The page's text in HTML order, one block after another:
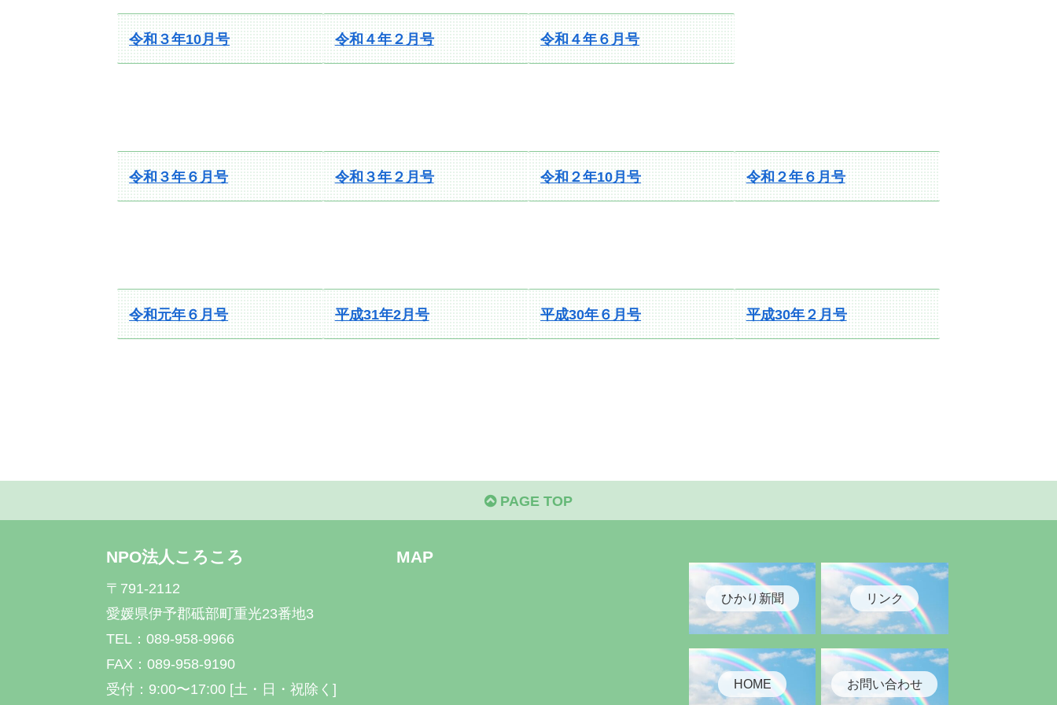
令和３年10月号 令和４年２月号 令和４年６月号
令和３年６月号 令和３年２月号 令和２年10月号 令和２年６月号
令和元年６月号 平成31年2月号 平成30年６月号 平成30年２月号
PAGE TOP
NPO法人ころころ
〒791-2112
愛媛県伊予郡砥部町重光23番地3
TEL：089-958-9966
FAX：089-958-9190
受付：9:00〜17:00 [土・日・祝除く]
MAP
ひかり新聞 リンク
HOME お問い合わせ